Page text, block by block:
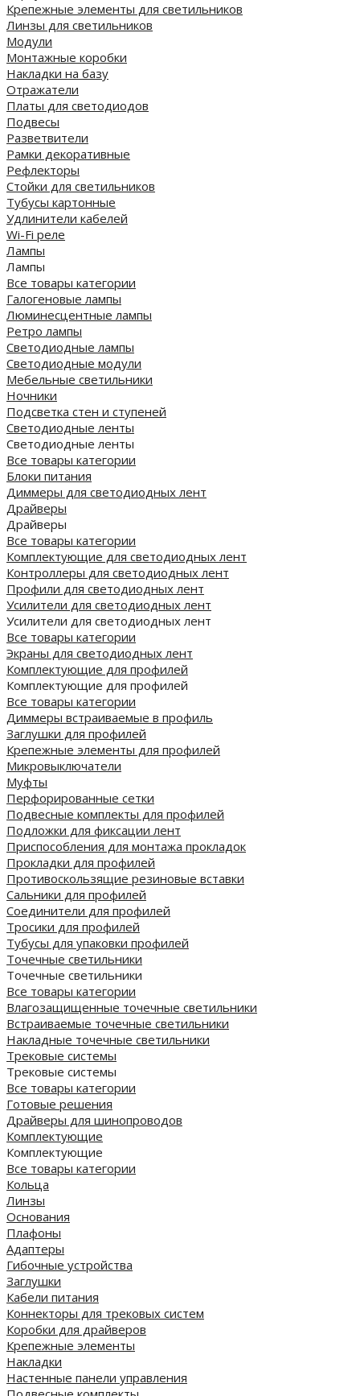
Крепежные элементы для светильников
Линзы для светильников
Модули
Монтажные коробки
Накладки на базу
Отражатели
Платы для светодиодов
Подвесы
Разветвители
Рамки декоративные
Рефлекторы
Стойки для светильников
Тубусы картонные
Удлинители кабелей
Wi-Fi реле
Лампы
Лампы
Все товары категории
Галогеновые лампы
Люминесцентные лампы
Ретро лампы
Светодиодные лампы
Светодиодные модули
Мебельные светильники
Ночники
Подсветка стен и ступеней
Светодиодные ленты
Светодиодные ленты
Все товары категории
Блоки питания
Диммеры для светодиодных лент
Драйверы
Драйверы
Все товары категории
Комплектующие для светодиодных лент
Контроллеры для светодиодных лент
Профили для светодиодных лент
Усилители для светодиодных лент
Усилители для светодиодных лент
Все товары категории
Экраны для светодиодных лент
Комплектующие для профилей
Комплектующие для профилей
Все товары категории
Диммеры встраиваемые в профиль
Заглушки для профилей
Крепежные элементы для профилей
Микровыключатели
Муфты
Перфорированные сетки
Подвесные комплекты для профилей
Подложки для фиксации лент
Приспособления для монтажа прокладок
Прокладки для профилей
Противоскользящие резиновые вставки
Сальники для профилей
Соединители для профилей
Тросики для профилей
Тубусы для упаковки профилей
Точечные светильники
Точечные светильники
Все товары категории
Влагозащищенные точечные светильники
Встраиваемые точечные светильники
Накладные точечные светильники
Трековые системы
Трековые системы
Все товары категории
Готовые решения
Драйверы для шинопроводов
Комплектующие
Комплектующие
Все товары категории
Кольца
Линзы
Основания
Плафоны
Адаптеры
Гибочные устройства
Заглушки
Кабели питания
Коннекторы для трековых систем
Коробки для драйверов
Крепежные элементы
Накладки
Настенные панели управления